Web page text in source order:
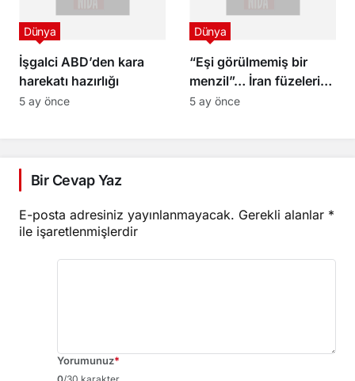
İşgalci ABD’den kara
harekatı hazırlığı
Dünya
5 ay önce
“Eşi görülmemiş bir
menzil”… İran füzeleri
Hint Okyanusu’ndaki bir
Dünya
5 ay önce
Bir Cevap Yaz
E-posta adresiniz yayınlanmayacak. Gerekli alanlar *
ile işaretlenmişlerdir
Yorumunuz*